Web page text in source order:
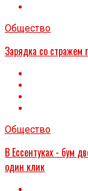
Общество
Зарядка со стражем
Общество
В Ессентуках - бум
один клик